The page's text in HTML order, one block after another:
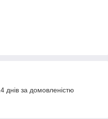
днів за домовленістю